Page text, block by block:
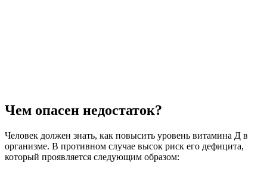
Чем опасен недостаток?
Человек должен знать, как повысить уровень витамина Д в
организме. В противном случае высок риск его дефицита,
который проявляется следующим образом: